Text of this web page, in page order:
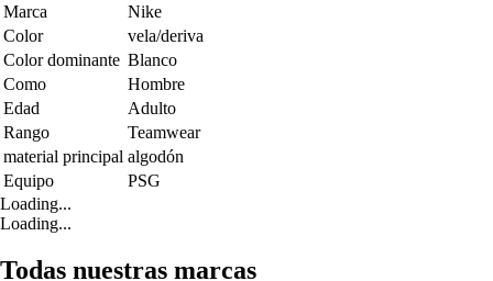
Marca
Nike
Color
vela/deriva
Color dominante Blanco
Como
Hombre
Edad
Adulto
Rango
Teamwear
material principal algodón
Equipo
PSG
Loading...
Loading...
Todas nuestras marcas